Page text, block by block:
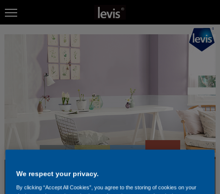
We respect your privacy.
By clicking “Accept All Cookies”, you agree to the storing of cookies on your